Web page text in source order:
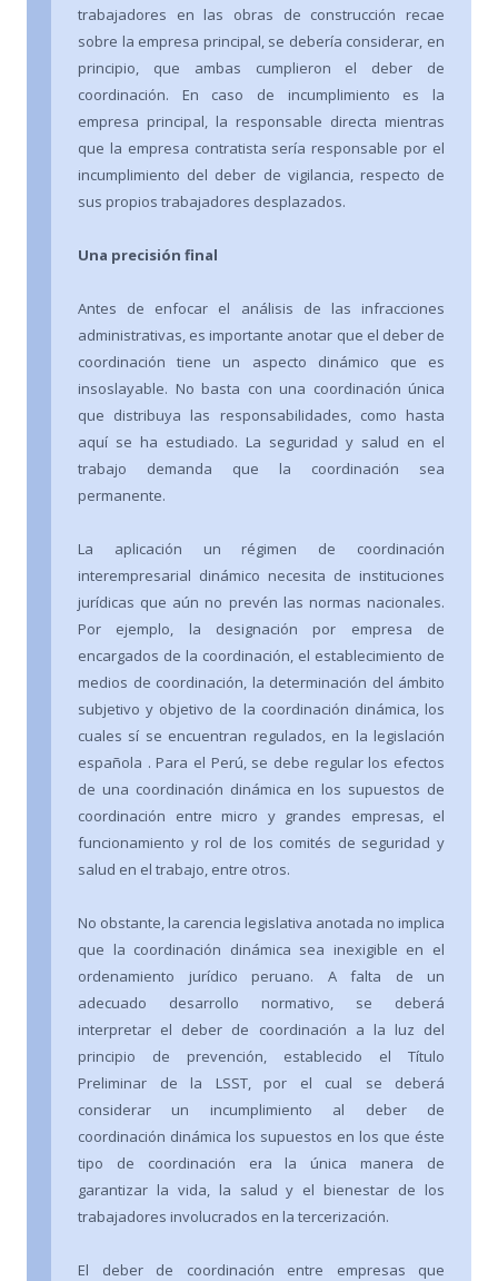
trabajadores en las obras de construcción recae
sobre la empresa principal, se debería considerar, en
principio, que ambas cumplieron el deber de
coordinación. En caso de incumplimiento es la
empresa principal, la responsable directa mientras
que la empresa contratista sería responsable por el
incumplimiento del deber de vigilancia, respecto de
sus propios trabajadores desplazados.
Una precisión final
Antes de enfocar el análisis de las infracciones
administrativas, es importante anotar que el deber de
coordinación tiene un aspecto dinámico que es
insoslayable. No basta con una coordinación única
que distribuya las responsabilidades, como hasta
aquí se ha estudiado. La seguridad y salud en el
trabajo demanda que la coordinación sea
permanente.
La aplicación un régimen de coordinación
interempresarial dinámico necesita de instituciones
jurídicas que aún no prevén las normas nacionales.
Por ejemplo, la designación por empresa de
encargados de la coordinación, el establecimiento de
medios de coordinación, la determinación del ámbito
subjetivo y objetivo de la coordinación dinámica, los
cuales sí se encuentran regulados, en la legislación
española . Para el Perú, se debe regular los efectos
de una coordinación dinámica en los supuestos de
coordinación entre micro y grandes empresas, el
funcionamiento y rol de los comités de seguridad y
salud en el trabajo, entre otros.
No obstante, la carencia legislativa anotada no implica
que la coordinación dinámica sea inexigible en el
ordenamiento jurídico peruano. A falta de un
adecuado desarrollo normativo, se deberá
interpretar el deber de coordinación a la luz del
principio de prevención, establecido el Título
Preliminar de la LSST, por el cual se deberá
considerar un incumplimiento al deber de
coordinación dinámica los supuestos en los que éste
tipo de coordinación era la única manera de
garantizar la vida, la salud y el bienestar de los
trabajadores involucrados en la tercerización.
El deber de coordinación entre empresas que